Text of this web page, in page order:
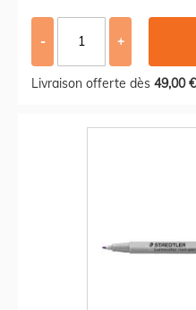
- +
Livraison offerte dès 49,00 €